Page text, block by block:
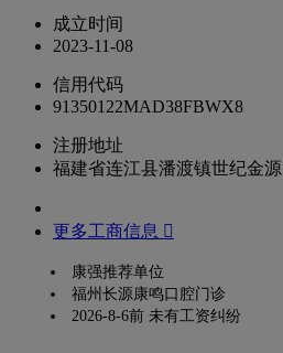
成立时间
2023-11-08
信用代码
91350122MAD38FBWX8
注册地址
福建省连江县潘渡镇世纪金
更多工商信息 
康强推荐单位
福州长源康鸣口腔门诊
2026-8-6前 未有工资纠纷